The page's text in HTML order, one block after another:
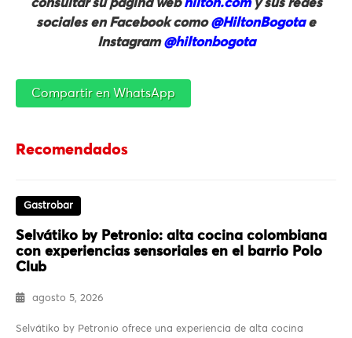
consultar su página webhilton.comy sus redes
sociales en Facebook como@HiltonBogotae
Instagram@hiltonbogota
Compartir en WhatsApp
Recomendados
Gastrobar
Selvátiko by Petronio: alta cocina colombiana
con experiencias sensoriales en el barrio Polo
Club
agosto 5, 2026
Selvátiko by Petronio ofrece una experiencia de alta cocina